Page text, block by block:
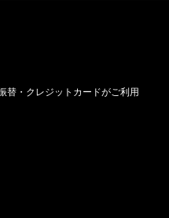
替・クレジットカードがご利用